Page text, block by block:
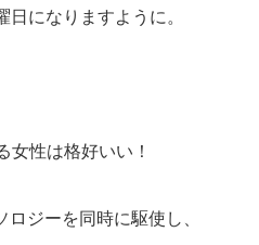
日になりますように。
性は格好いい！
ロジーを同時に駆使し、